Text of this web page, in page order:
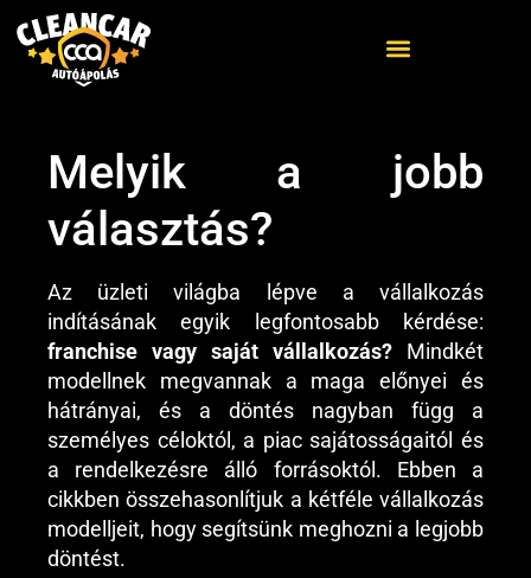
ELŐZŐ KÖVETKEZŐ
Franchise indítás költségei
Melyik a jobb
választás?
Az üzleti világba lépve a vállalkozás
indításának egyik legfontosabb kérdése:
franchise vagy saját vállalkozás? Mindkét
modellnek megvannak a maga előnyei és
hátrányai, és a döntés nagyban függ a
személyes céloktól, a piac sajátosságaitól és
a rendelkezésre álló forrásoktól. Ebben a
cikkben összehasonlítjuk a kétféle vállalkozás
modelljeit, hogy segítsünk meghozni a legjobb
döntést.